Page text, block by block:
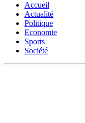
Accueil
Actualité
Politique
Economie
Sports
Société